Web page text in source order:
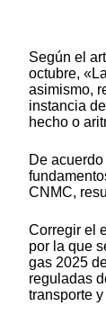
Según el
octubre,
asimismo,
instancia
hecho o
De
CNMC,
Corregir el
por la que
gas 2025
reguladas
transporte